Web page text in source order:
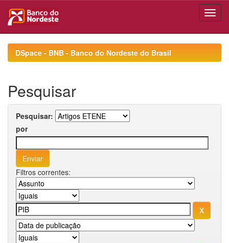
navigationDSpace - BNB - Banco do Nordeste do Brasil
Pesquisar
Pesquisar:
por
Filtros correntes: